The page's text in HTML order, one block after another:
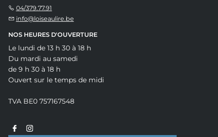
04/379.77.91
info@loiseaulire.be
NOS HEURES D'OUVERTURE
Le lundi de 13 h 30 à 18 h
Du mardi au samedi
de 9 h 30 à 18 h
Ouvert sur le temps de midi
TVA BE0 757167548